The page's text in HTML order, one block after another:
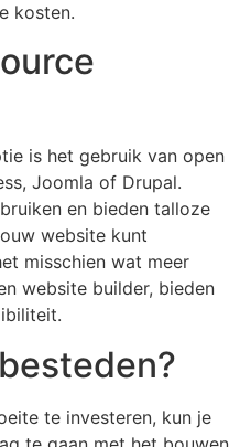
kosten.
is het gebruik van open
Joomla of Drupal.
en bieden talloze
website kunt
misschien wat meer
website builder, bieden
te investeren, kun je